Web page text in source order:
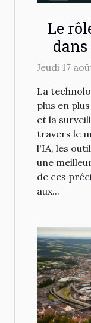
Le
Jeudi 17
La
plus en
et la
travers le
l'IA, les
une
de ces
aux...